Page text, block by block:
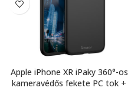
Apple iPhone XR iPaky 360°-os
kameravédős fekete PC tok +